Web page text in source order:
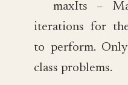
maxIts –
iterations for
to perform.
class problems.